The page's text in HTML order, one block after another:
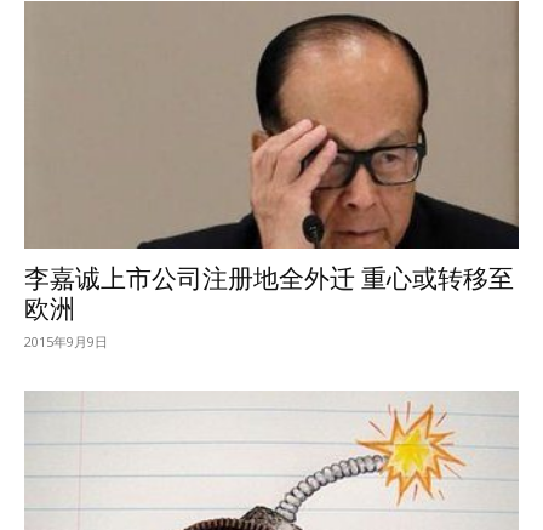
李嘉诚上市公司注册地全外迁 重心或转移至
欧洲
2015年9月9日